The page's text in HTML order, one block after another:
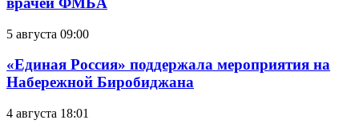
5 августа 09:00
«Единая Россия» поддержала мероприятия на
Набережной Биробиджана
4 августа 18:01